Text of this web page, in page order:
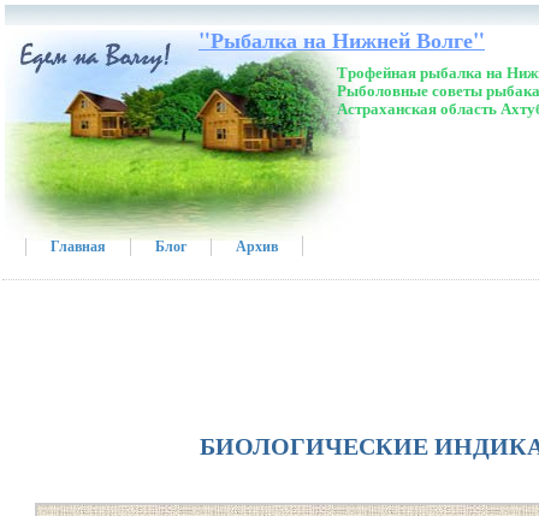
"Рыбалка на Нижней Волге"
Трофейная рыбалка на
Рыболовные советы
Астраханская область
Главная Блог Архив
БИОЛОГИЧЕСКИЕ